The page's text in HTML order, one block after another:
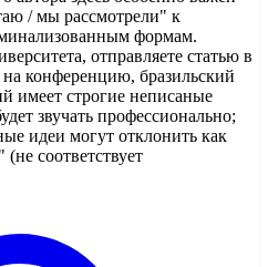
/ мы рассмотрели" к
формам.
отправляете статью в
конференцию, бразильский
имеет строгие неписаные
звучать профессионально;
идеи могут отклонить как
(не соответствует